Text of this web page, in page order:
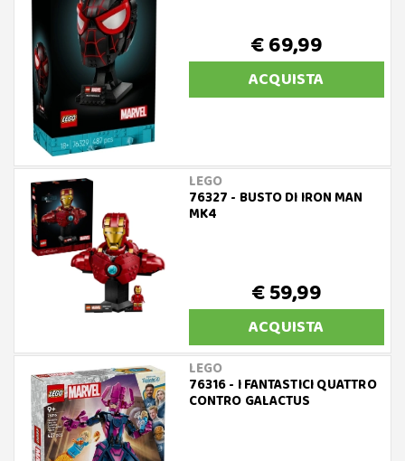
€ 69,99
ACQUISTA
LEGO
76327 - BUSTO DI IRON MAN
MK4
€ 59,99
ACQUISTA
LEGO
76316 - I FANTASTICI QUATTRO
CONTRO GALACTUS